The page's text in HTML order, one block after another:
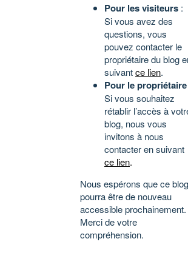
Pour les visiteurs :
Si vous avez des
questions, vous
pouvez contacter le
propriétaire du blog
suivantce lien.
Pour le propriétaire
Si vous souhaitez
rétablir l’accès à
blog, nous vous
invitons à nous
contacter en suivant
ce lien.
Nous espérons que ce blog
pourra être de nouveau
accessible prochainement.
Merci de votre
compréhension.